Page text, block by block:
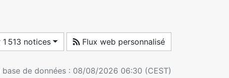
513 notices Flux web personnalisé
de données : 08/08/2026 06:30 (CEST)